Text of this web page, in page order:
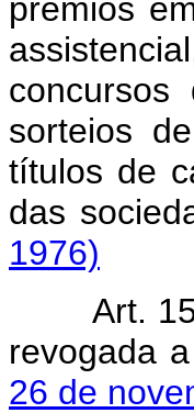
prêmios
sorteios
títulos de
das
1976)
Art.
revogada
26 de